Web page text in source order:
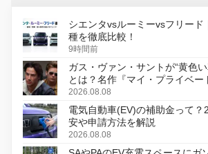
シエンタvsルーミーvsフリード
種を徹底比較！
9時間前
ガス・ヴァン・サントが“黄色
とは？名作『マイ・プライベー
初のデジタルリマスター版で復活
2026.08.08
電気自動車(EV)の補助金って？
安や申請方法を解説
2026.08.08